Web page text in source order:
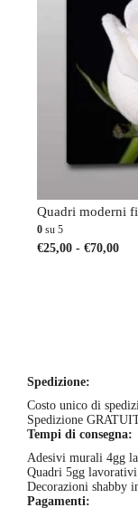
Quadri moderni
0 su 5
€25,00 - €70,00
del
Spedizione:
Costo unico di
Spedizione
Tempi di consegna:
Adesivi murali 4gg
Quadri 5gg lavorativi
Decorazioni shabby
Pagamenti: